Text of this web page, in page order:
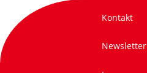
Kontakt
Newsletter